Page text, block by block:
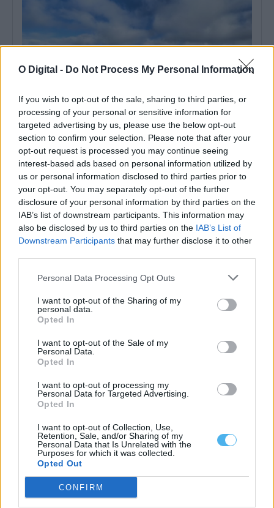
O Digital - Do Not Process My Personal Information
If you wish to opt-out of the sale, sharing to third parties, or
processing of your personal or sensitive information for
targeted advertising by us, please use the below opt-out
section to confirm your selection. Please note that after your
opt-out request is processed you may continue seeing
interest-based ads based on personal information utilized by
us or personal information disclosed to third parties prior to
your opt-out. You may separately opt-out of the further
disclosure of your personal information by third parties on the
IAB’s list of downstream participants. This information may
also be disclosed by us to third parties on the IAB’s List of
Downstream Participants that may further disclose it to other
Personal Data Processing Opt Outs
I want to opt-out of the Sharing of my
personal data.
Opted In
I want to opt-out of the Sale of my
Personal Data.
Opted In
I want to opt-out of processing my
Personal Data for Targeted Advertising.
Opted In
I want to opt-out of Collection, Use,
Retention, Sale, and/or Sharing of my
Personal Data that Is Unrelated with the
Purposes for which it was collected.
Opted Out
CONFIRM
Albufeiras do Alentejo mantêm armazenamento acima da
média de agosto
A albufeira de Alqueva encontrava-se a 84% da capacidade no
dia 3 de agosto...
7 Agosto, 2026 - 12:00
Aljustrel terá obra de 1,57 milhões para reforçar abastecimento
de água
de uma empreitada avaliada...
6 Agosto, 2026 - 14:32